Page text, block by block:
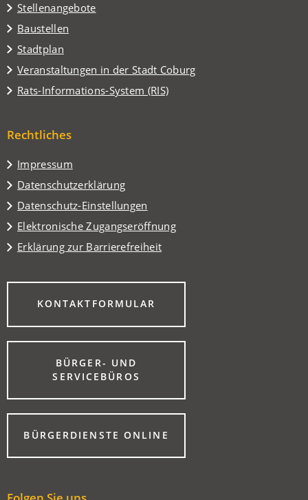
Stellenangebote
Baustellen
Stadtplan
(Öffnet
in
einem
neuen
Veranstaltungen in der Stadt Coburg
(Öffnet
in
einem
Tab)
Rats-Informations-System (RIS)
(Öffnet
neuen
Rechtliches
Impressum
Datenschutzerklärung
Datenschutz-Einstellungen
Elektronische Zugangseröffnung
Erklärung zur Barrierefreiheit
KONTAKTFORMULAR
(ÖFFNET
EINEM
NEUEN
BÜRGER- UND
SERVICEBÜROS
(ÖFFNET
EINEM
NEUEN
TAB)BÜRGERDIENSTE ONLINE
(ÖFFNET
EINEM